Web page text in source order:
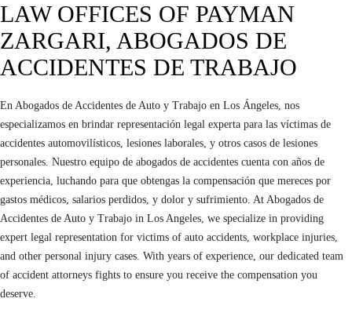
LAW OFFICES OF PAYMAN
ZARGARI, ABOGADOS DE
ACCIDENTES DE TRABAJO
En Abogados de Accidentes de Auto y Trabajo en Los Ángeles, nos
especializamos en brindar representación legal experta para las víctimas de
accidentes automovilísticos, lesiones laborales, y otros casos de lesiones
personales. Nuestro equipo de abogados de accidentes cuenta con años de
experiencia, luchando para que obtengas la compensación que mereces por
gastos médicos, salarios perdidos, y dolor y sufrimiento. At Abogados de
Accidentes de Auto y Trabajo in Los Angeles, we specialize in providing
expert legal representation for victims of auto accidents, workplace injuries,
and other personal injury cases. With years of experience, our dedicated team
of accident attorneys fights to ensure you receive the compensation you
deserve.